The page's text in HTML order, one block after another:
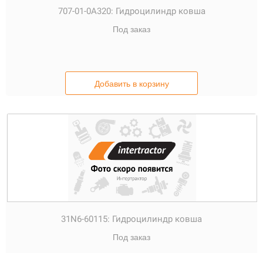
707-01-0A320: Гидроцилиндр ковша
Под заказ
Добавить в корзину
31N6-60115: Гидроцилиндр ковша
Под заказ